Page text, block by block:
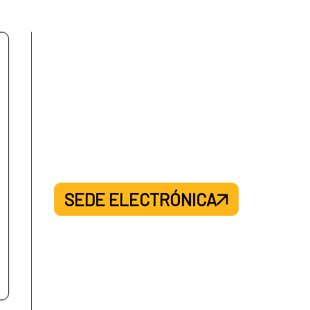
SEDE ELECTRÓNICA